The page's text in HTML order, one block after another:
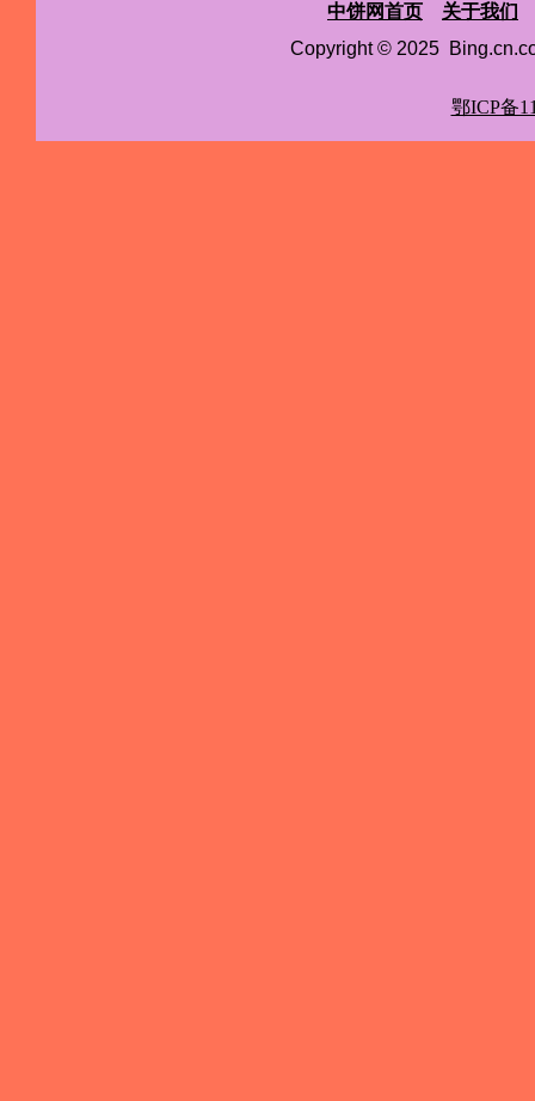
中饼网首页
关于我们
Copyright © 2025
鄂ICP备